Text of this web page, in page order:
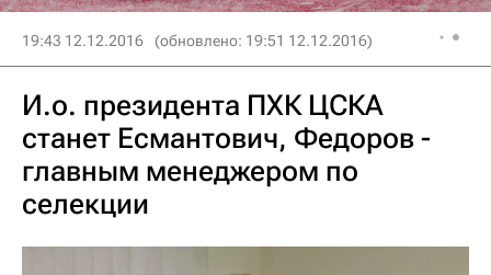
19:43 12.12.2016 (обновлено: 19:51 12.12.2016)
И.о. президента ПХК ЦСКА
станет Есмантович, Федоров -
главным менеджером по
селекции